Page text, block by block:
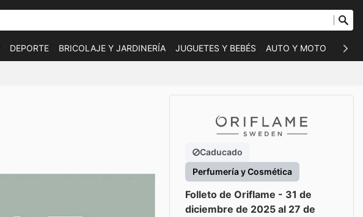
DEPORTE BRICOLAJE Y JARDINERÍA JUGUETES Y BEBÉS AUTO Y MOTO
Caducado
Perfumería y Cosmética
Folleto de Oriflame - 31 de
diciembre de 2025 al 27 de